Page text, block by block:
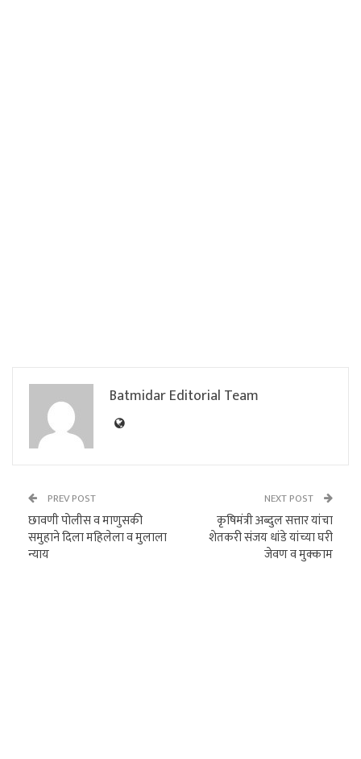
Batmidar Editorial Team
PREV POST
छावणी पोलीस व माणुसकी
समुहाने दिला महिलेला व मुलाला
न्याय
NEXT POST
कृषिमंत्री अब्दुल सत्तार यांचा
शेतकरी संजय धांडे यांच्या घरी
जेवण व मुक्काम